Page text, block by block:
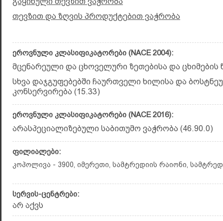
თევზით და ზღვის პროდუქტებით ვაჭრობა
ეროვნული კლასიფიკატორები (NACE 2004):
მცენარეული და ცხოველური ზეთებისა და ცხიმების
სხვა დაჯგუფებებში ჩაურთველი ხილისა და
კონსერვირება (15.33)
ეროვნული კლასიფიკატორები (NACE 2016):
არასპეციალიზებული საბითუმო ვაჭრო­ბა (46.90.0)
ფილიალები:
კოპოლივა - 3900, იმერეთი, სამტრედიის რაიონი,
სერვის-ცენტრები:
არ აქვს